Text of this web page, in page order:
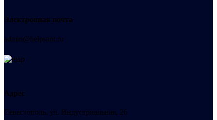
Электронная почта
admin@helpsant.ru
Адрес
Севастополь, ул. Индустриальная, 26